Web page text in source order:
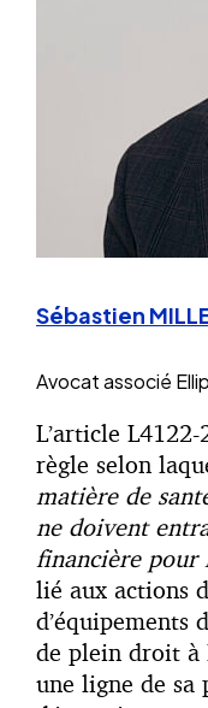
Sébastien
Avocat associé
L’article
règle selon
matière de
ne doivent
financière pour
lié aux actions
d’équipements
de plein droit à
une ligne de